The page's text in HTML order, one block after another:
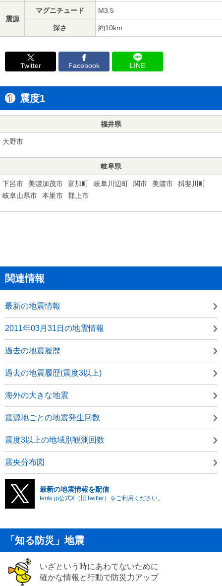
震源
マグニチュード M3.5
深さ 約10km
Twitter Facebook LINE
震度1
福井県
大野市
岐阜県
下呂市 美濃加茂市 富加町 岐阜川辺町 関市 美濃市
揖斐川町
岐阜山県市
本巣市 郡上市
関連情報
最新の地震情報
2011年03月31日の地震情報
過去の地震履歴
過去の地震履歴(震度3以上)
海外の大きな地震
震源地ごとの地震発生回数
震度3以上の地域別観測回数
震央分布図
最新の地震情報を配信
tenki.jp公式X（旧Twitter）をご利用ください。
「知る防災」地震
いざという時にあわてないために
確かな情報と行動で防災力アップ